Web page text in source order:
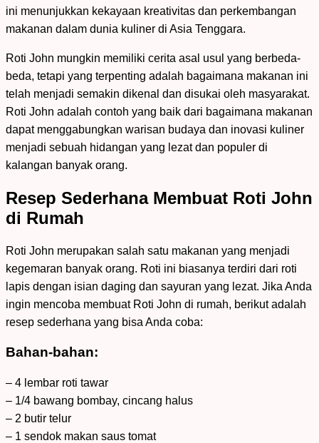
ini menunjukkan kekayaan kreativitas dan perkembangan
makanan dalam dunia kuliner di Asia Tenggara.
Roti John mungkin memiliki cerita asal usul yang berbeda-
beda, tetapi yang terpenting adalah bagaimana makanan ini
telah menjadi semakin dikenal dan disukai oleh masyarakat.
Roti John adalah contoh yang baik dari bagaimana makanan
dapat menggabungkan warisan budaya dan inovasi kuliner
menjadi sebuah hidangan yang lezat dan populer di
kalangan banyak orang.
Resep Sederhana Membuat Roti John
di Rumah
Roti John merupakan salah satu makanan yang menjadi
kegemaran banyak orang. Roti ini biasanya terdiri dari roti
lapis dengan isian daging dan sayuran yang lezat. Jika Anda
ingin mencoba membuat Roti John di rumah, berikut adalah
resep sederhana yang bisa Anda coba:
Bahan-bahan:
– 4 lembar roti tawar
– 1/4 bawang bombay, cincang halus
– 2 butir telur
– 1 sendok makan saus tomat